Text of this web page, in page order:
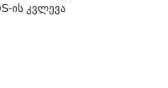
ის კვლევა